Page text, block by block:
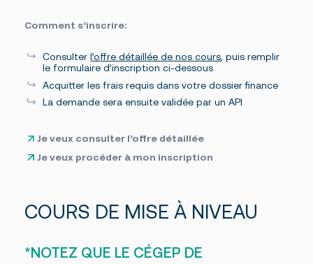
Comment s’inscrire:
Consulterl’offre détaillée de nos cours , puis remplir
le formulaire d’inscription ci-dessous
Acquitter les frais requis dans votre dossier finance
La demande sera ensuite validée par un API
Je veux consulter l’offre détaillée
Je veux procéder à mon inscription
COURS DE MISE À NIVEAU
*NOTEZ QUE LE CÉGEP DE